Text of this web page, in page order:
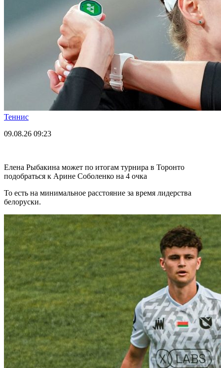
Теннис
09.08.26 09:23
Елена Рыбакина может по итогам турнира в Торонто
подобраться к Арине Соболенко на 4 очка
То есть на минимальное расстояние за время лидерства
белоруски.